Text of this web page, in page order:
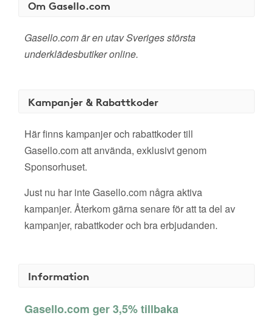
Om Gasello.com
Gasello.com är en utav Sveriges största
underklädesbutiker online.
Kampanjer & Rabattkoder
Här finns kampanjer och rabattkoder till
Gasello.com att använda, exklusivt genom
Sponsorhuset.
Just nu har inte Gasello.com några aktiva
kampanjer. Återkom gärna senare för att ta del av
kampanjer, rabattkoder och bra erbjudanden.
Information
Gasello.com ger 3,5% tillbaka